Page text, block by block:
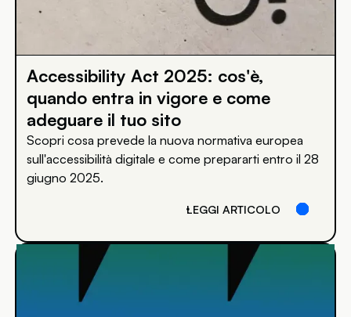
Accessibility Act 2025: cos'è,
quando entra in vigore e come
adeguare il tuo sito
Scopri cosa prevede la nuova normativa europea
sull'accessibilità digitale e come prepararti entro il 28
giugno 2025.
LEGGI ARTICOLO